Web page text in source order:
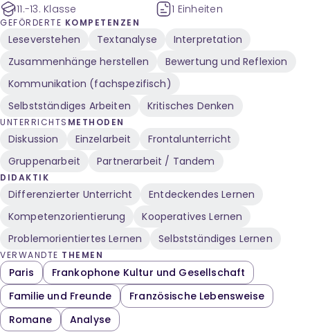
11.-13. Klasse
1 Einheiten
GEFÖRDERTE KOMPETENZEN
Leseverstehen Textanalyse
Interpretation
Zusammenhänge herstellen
Bewertung und Reflexion
Kommunikation (fachspezifisch)
Selbstständiges Arbeiten
Kritisches Denken
UNTERRICHTS METHODEN
Diskussion Einzelarbeit
Frontalunterricht
Gruppenarbeit
Partnerarbeit / Tandem
DIDAKTIK
Differenzierter Unterricht
Entdeckendes Lernen
Kompetenzorientierung
Kooperatives Lernen
Problemorientiertes Lernen
Selbstständiges Lernen
VERWANDTE THEMEN
Paris
Frankophone Kultur und Gesellschaft
Familie und Freunde
Französische Lebensweise
Romane
Analyse